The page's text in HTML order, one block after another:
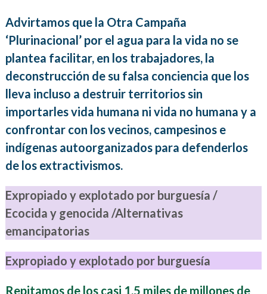
Advirtamos que la Otra Campaña
‘Plurinacional’ por el agua para la vida no se
plantea facilitar, en los trabajadores, la
deconstrucción de su falsa conciencia que los
lleva incluso a destruir territorios sin
importarles vida humana ni vida no humana y a
confrontar con los vecinos, campesinos e
indígenas autoorganizados para defenderlos
de los extractivismos.
Expropiado y explotado por burguesía /
Ecocida y genocida /Alternativas
emancipatorias
Expropiado y explotado por burguesía
Repitamos de los casi 1,5 miles de millones de